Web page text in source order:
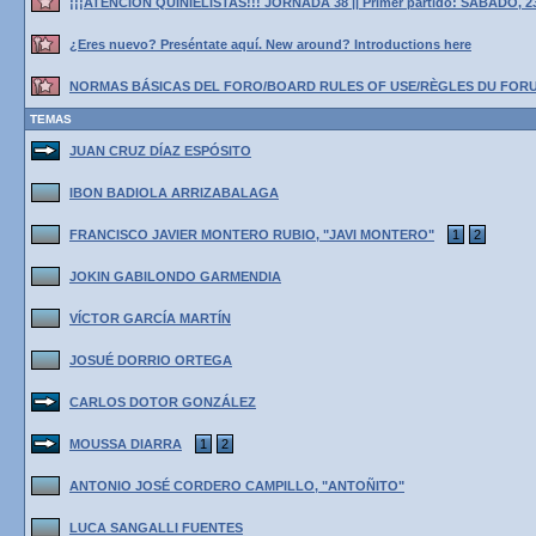
¿Eres nuevo? Preséntate aquí. New around? Introductions here
NORMAS BÁSICAS DEL FORO/BOARD RULES OF USE/RÈGLES DU
TEMAS
JUAN CRUZ DÍAZ ESPÓSITO
IBON BADIOLA ARRIZABALAGA
FRANCISCO JAVIER MONTERO RUBIO, "JAVI MONTERO" 1 2
JOKIN GABILONDO GARMENDIA
VÍCTOR GARCÍA MARTÍN
JOSUÉ DORRIO ORTEGA
CARLOS DOTOR GONZÁLEZ
MOUSSA DIARRA 1 2
ANTONIO JOSÉ CORDERO CAMPILLO, "ANTOÑITO"
LUCA SANGALLI FUENTES